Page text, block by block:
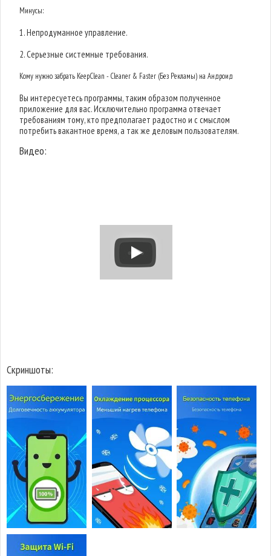
Минусы:
1. Непродуманное управление.
2. Серьезные системные требования.
Кому нужно забрать KeepClean - Cleaner & Faster (Без Рекламы) на Андроид
Вы интересуетесь программы, таким образом полученное
приложение для вас. Исключительно программа отвечает
требованиям тому, кто предполагает радостно и с смыслом
потребить вакантное время, а так же деловым пользователям.
Видео:
Скриншоты: